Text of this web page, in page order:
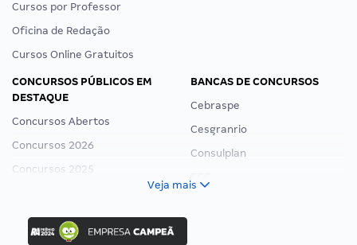
Cursos por Professor
Oficina de Redação
Cursos Online Gratuitos
CONCURSOS PÚBLICOS EM
DESTAQUE
Concursos Abertos
Concursos 2026
Concursos 2025
Concurso Ibama
Concurso MPU
BANCAS DE CONCURSOS
Cebraspe
Cesgranrio
Consulplan
Veja mais